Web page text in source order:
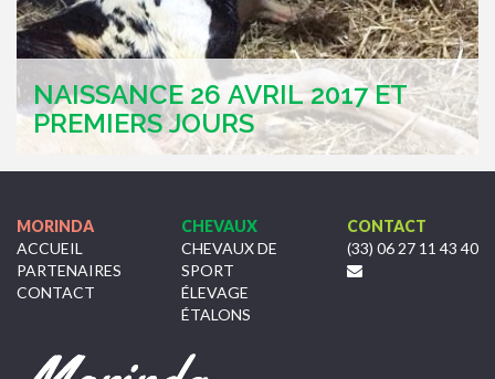
NAISSANCE 26 AVRIL 2017 ET
PREMIERS JOURS
ACCUEIL
PARTENAIRES
CONTACT
CHEVAUX DE
SPORT
ÉLEVAGE
ÉTALONS
(33) 06 27 11 43 40